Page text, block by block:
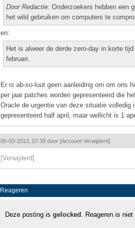
Door Redactie: Onderzoekers hebben een
het wild gebruiken om computers te
en:
Het is alweer de derde zero-day in korte
februari.
Er is ab-so-luut geen aanleiding om om ons
per jaar patches worden gepresenteerd die
Oracle de urgentie van deze situatie volledig
gepresenteerd half april, maar wellicht is 1
05-03-2013, 07:39 door [Account Verwijderd]
[Verwijderd]
Reageren
Deze posting is gelocked . Reageren is